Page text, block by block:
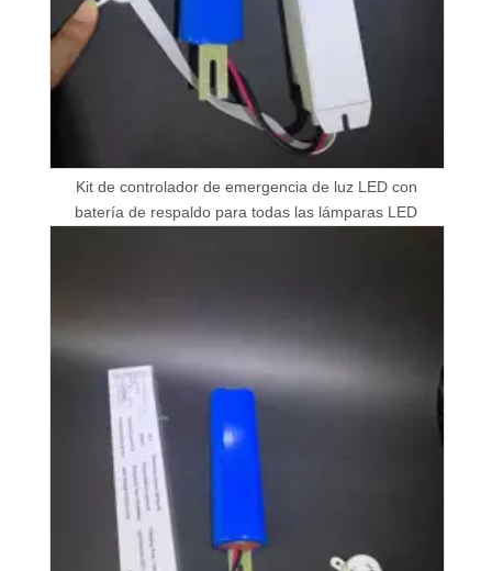
Kit de controlador de emergencia de luz LED con
batería de respaldo para todas las lámparas LED